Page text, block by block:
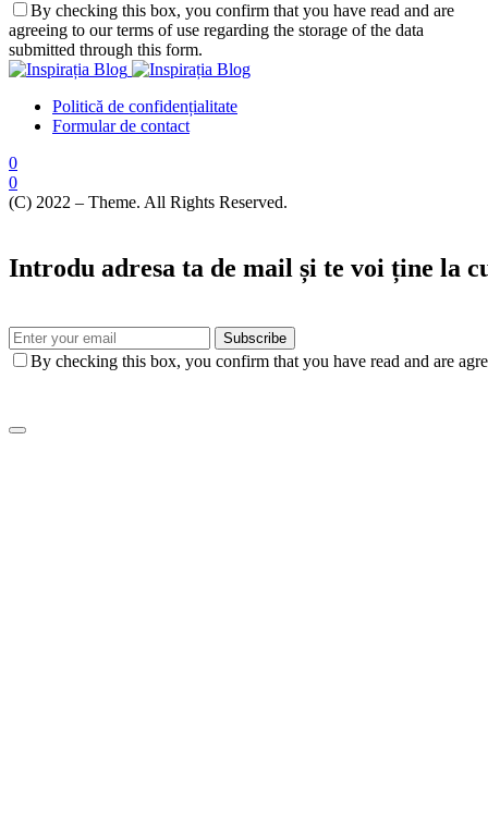
By checking this box, you confirm that you have read and are
agreeing to our terms of use regarding the storage of the data
submitted through this form.
Politică de confidențialitate
Formular de contact
0
0
(C) 2022 – Theme. All Rights Reserved.
Introdu adresa ta de mail și te voi ține la
Subscribe
By checking this box, you confirm that you have read and are